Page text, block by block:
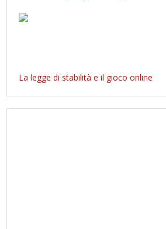
La legge di stabilità e il gioco online